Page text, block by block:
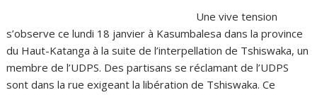
Une vive tension
s’observe ce lundi 18 janvier à Kasumbalesa dans la province
du Haut-Katanga à la suite de l’interpellation de Tshiswaka, un
membre de l’UDPS. Des partisans se réclamant de l’UDPS
sont dans la rue exigeant la libération de Tshiswaka. Ce